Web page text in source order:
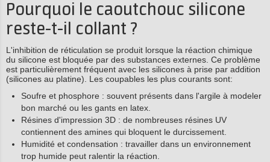
Pourquoi le caoutchouc silicone
reste-t-il collant ?
L'inhibition de réticulation se produit lorsque la réaction chimique
du silicone est bloquée par des substances externes. Ce problème
est particulièrement fréquent avec les silicones à prise par addition
(silicones au platine). Les coupables les plus courants sont:
Soufre et phosphore : souvent présents dans l'argile à modeler
bon marché ou les gants en latex.
Résines d'impression 3D : de nombreuses résines UV
contiennent des amines qui bloquent le durcissement.
Humidité et condensation : travailler dans un environnement
trop humide peut ralentir la réaction.